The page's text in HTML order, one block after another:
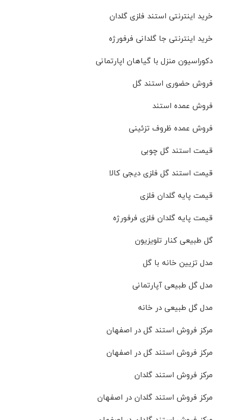
خرید اینترنتی استند فلزی گلدان
خرید اینترنتی جا گلدانی فرفورژه
دکوراسیون منزل با گیاهان اپارتمانی
فروش حضوری استند گل
فروش عمده استند
فروش عمده ظروف تزئینی
قیمت استند گل چوبی
قیمت استند گل فلزی دیجی کالا
قیمت پایه گلدان فلزی
قیمت پایه گلدان فلزی فرفورژه
گل طبیعی کنار تلویزیون
مدل تزیین خانه با گل
مدل گل طبیعی آپارتمانی
مدل گل طبیعی در خانه
مرکز فروش استند گل در اصفهان
مرکز فروش استند گل در اصفهان
مرکز فروش استند گلدان
مرکز فروش استند گلدان در اصفهان